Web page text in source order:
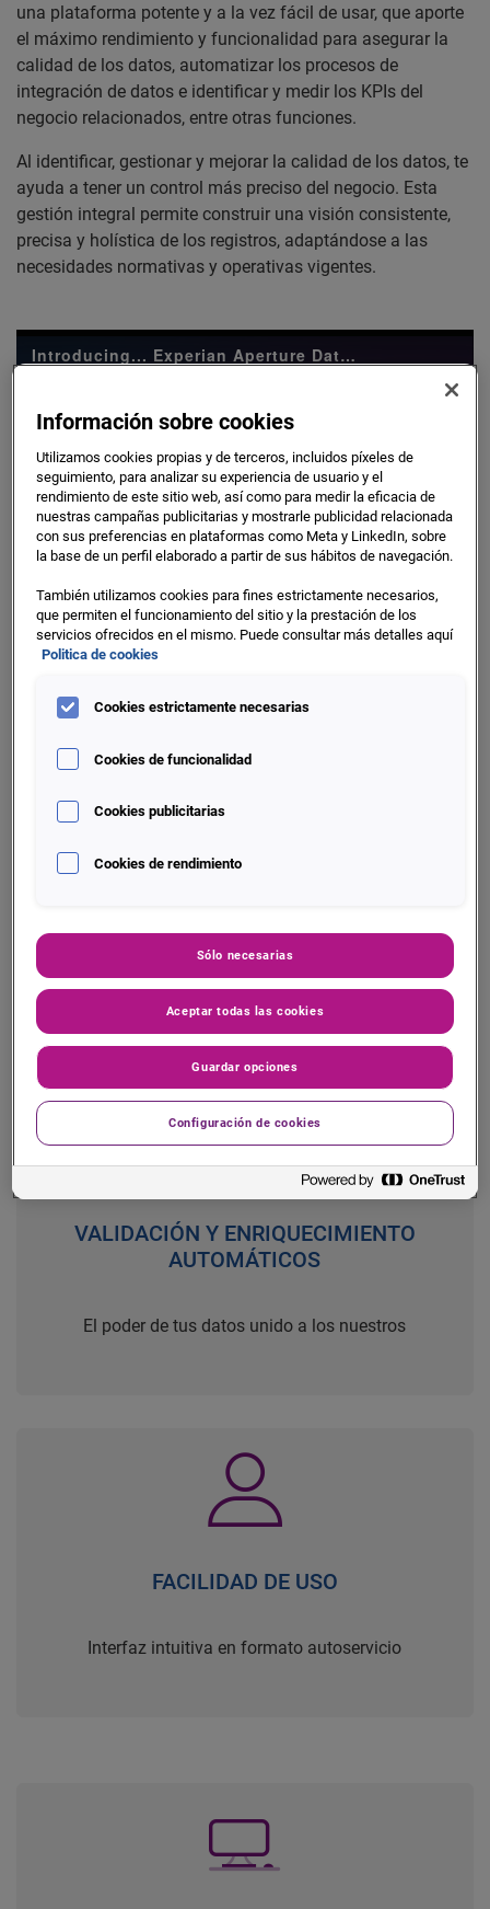
una plataforma potente y a la vez fácil de usar, que aporte
el máximo rendimiento y funcionalidad para asegurar la
calidad de los datos, automatizar los procesos de
integración de datos e identificar y medir los KPIs del
negocio relacionados, entre otras funciones.
Al identificar, gestionar y mejorar la calidad de los datos, te
ayuda a tener un control más preciso del negocio. Esta
gestión integral permite construir una visión consistente,
precisa y holística de los registros, adaptándose a las
necesidades normativas y operativas vigentes.
Introducing... Experian Aperture Data Studio
Play
Video
Aperture Data Studio sea única?
Implantación y configuración sin código
VALIDACIÓN Y ENRIQUECIMIENTO
AUTOMÁTICOS
El poder de tus datos unido a los nuestros
FACILIDAD DE USO
Interfaz intuitiva en formato autoservicio
Información sobre cookies
Utilizamos cookies propias y de terceros, incluidos píxeles de
seguimiento, para analizar su experiencia de usuario y el
rendimiento de este sitio web, así como para medir la eficacia de
nuestras campañas publicitarias y mostrarle publicidad relacionada
con sus preferencias en plataformas como Meta y LinkedIn, sobre
la base de un perfil elaborado a partir de sus hábitos de navegación.
También utilizamos cookies para fines estrictamente necesarios,
que permiten el funcionamiento del sitio y la prestación de los
servicios ofrecidos en el mismo. Puede consultar más detalles aquí
Politica de cookies
Cookies estrictamente necesarias
Cookies de funcionalidad
Cookies publicitarias
Cookies de rendimiento
Sólo necesarias
Aceptar todas las cookies
Guardar opciones
Configuración de cookies